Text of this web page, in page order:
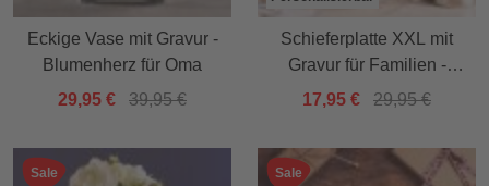
Eckige Vase mit Gravur -
Blumenherz für Oma
29,95 €
39,95 €
Schieferplatte XXL mit
Gravur für Familien -
Rezept
17,95 € 29,95 €
Sale Sale